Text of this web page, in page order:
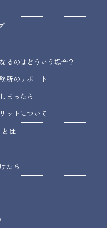
るのはどういう場合？
所のサポート
まったら
ットについて
は
たら